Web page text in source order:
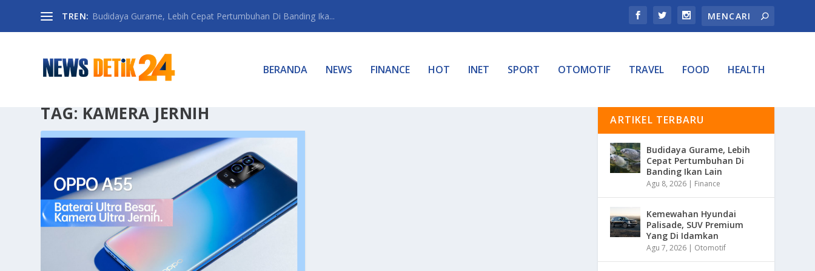
TREN: Budidaya Gurame, Lebih Cepat Pertumbuhan Di Banding Ika...
BERANDA NEWS FINANCE HOT INET SPORT OTOMOTIF TRAVEL FOOD HEALTH
TAG: KAMERA JERNIH ARTIKEL TERBARU
Budidaya Gurame, Lebih
Cepat Pertumbuhan Di
Banding Ikan Lain
Agu 8, 2026 | Finance
Kemewahan Hyundai
Palisade, SUV Premium
Yang Di Idamkan
Agu 7, 2026 | Otomotif